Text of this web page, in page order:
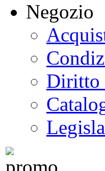
Negozio
Diritto